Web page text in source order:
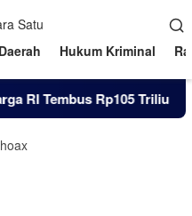
Daerah Hukum Kriminal
RI Tembus Rp105 Triliun